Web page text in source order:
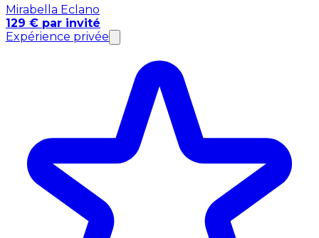
Mirabella Eclano
129 € par invité
Expérience privée